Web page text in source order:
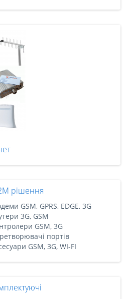
рішення
GSM, GPRS, EDGE, 3G
3G, GSM
GSM, 3G
портів
GSM, 3G, WI-FI